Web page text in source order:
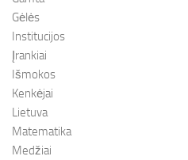
Gėlės
Institucijos
Įrankiai
Išmokos
Kenkėjai
Lietuva
Matematika
Medžiai